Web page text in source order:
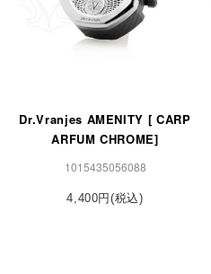
Dr.Vranjes AMENITY [ CARP
ARFUM CHROME]
1015435056088
4,400円(税込)